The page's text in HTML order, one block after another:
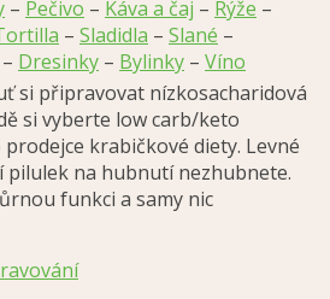
– Pečivo – Káva a čaj – Rýže –
– Sladidla – Slané –
– Dresinky – Bylinky – Víno
si připravovat nízkosacharidová
si vyberte low carb/keto
krabičkové diety. Levné
pilulek na hubnutí nezhubnete.
funkci a samy nic